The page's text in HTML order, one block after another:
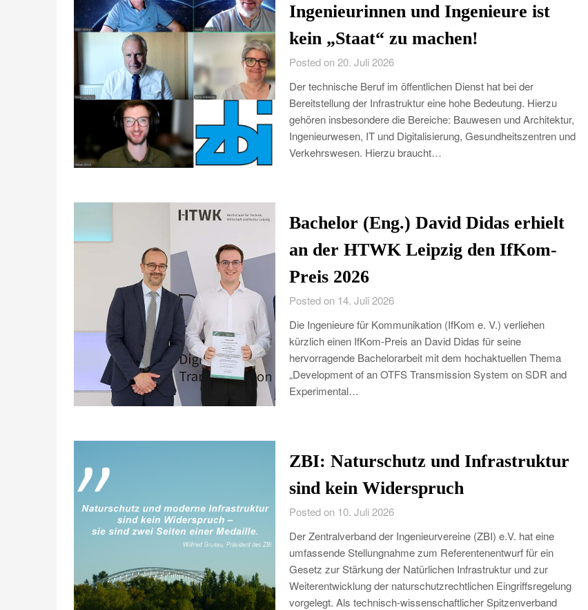
Ingenieurinnen und Ingenieure ist
kein „Staat“ zu machen!
Posted on 20. Juli 2026
Der technische Beruf im öffentlichen Dienst hat bei der
Bereitstellung der Infrastruktur eine hohe Bedeutung. Hierzu
gehören insbesondere die Bereiche: Bauwesen und Architektur,
Ingenieurwesen, IT und Digitalisierung, Gesundheitszentren und
Verkehrswesen. Hierzu braucht…
Bachelor (Eng.) David Didas erhielt
an der HTWK Leipzig den IfKom-
Preis 2026
Posted on 14. Juli 2026
Die Ingenieure für Kommunikation (IfKom e. V.) verliehen
kürzlich einen IfKom-Preis an David Didas für seine
hervorragende Bachelorarbeit mit dem hochaktuellen Thema
„Development of an OTFS Transmission System on SDR and
Experimental…
ZBI: Naturschutz und Infrastruktur
sind kein Widerspruch
Posted on 10. Juli 2026
Der Zentralverband der Ingenieurvereine (ZBI) e.V. hat eine
umfassende Stellungnahme zum Referentenentwurf für ein
Gesetz zur Stärkung der Natürlichen Infrastruktur und zur
Weiterentwicklung der naturschutzrechtlichen Eingriffsregelung
vorgelegt. Als technisch-wissenschaftlicher Spitzenverband